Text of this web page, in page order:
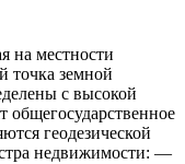
на местности
точка земной
с высокой
общегосударственное
геодезической
недвижимости: —